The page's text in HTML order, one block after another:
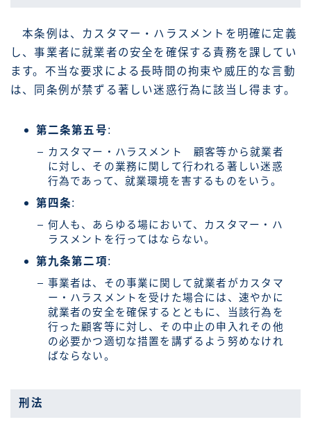
本条例は、カスタマー・ハラスメントを明確に定義
し、事業者に就業者の安全を確保する責務を課してい
ます。不当な要求による長時間の拘束や威圧的な言動
は、同条例が禁ずる著しい迷惑行為に該当し得ます。
第二条第五号:
カスタマー・ハラスメント 顧客等から就業者
に対し、その業務に関して行われる著しい迷惑
行為であって、就業環境を害するものをいう。
第四条:
何人も、あらゆる場において、カスタマー・ハ
ラスメントを行ってはならない。
第九条第二項:
事業者は、その事業に関して就業者がカスタマ
ー・ハラスメントを受けた場合には、速やかに
就業者の安全を確保するとともに、当該行為を
行った顧客等に対し、その中止の申入れその他
の必要かつ適切な措置を講ずるよう努めなけれ
ばならない。
刑法